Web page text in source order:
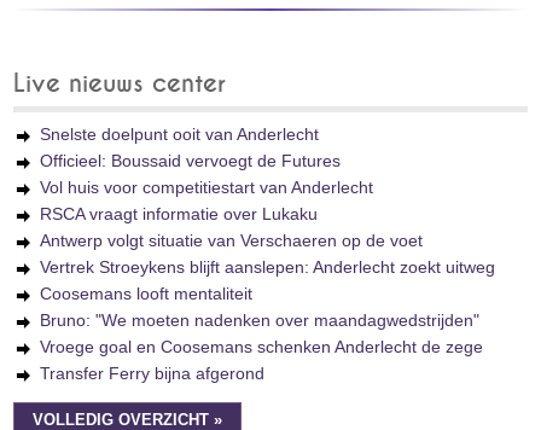
Live nieuws center
Snelste doelpunt ooit van Anderlecht
Officieel: Boussaid vervoegt de Futures
Vol huis voor competitiestart van Anderlecht
RSCA vraagt informatie over Lukaku
Antwerp volgt situatie van Verschaeren op de voet
Vertrek Stroeykens blijft aanslepen: Anderlecht zoekt uitweg
Coosemans looft mentaliteit
Bruno: "We moeten nadenken over maandagwedstrijden"
Vroege goal en Coosemans schenken Anderlecht de zege
Transfer Ferry bijna afgerond
VOLLEDIG OVERZICHT »